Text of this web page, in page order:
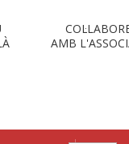
AMB